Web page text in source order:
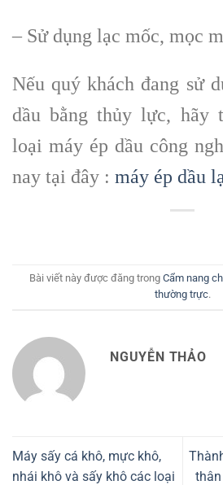
– Sử dụng lạc mốc, mọc
Nếu quý khách đang sử
dầu bằng thủy lực, hãy
loại máy ép dầu công
nay tại đây : máy ép dầu
Bài viết này được đăng trong Cẩm nang
thường trực.
NGUYỄN THẢO
Máy sấy cá khô, mực khô,
nhái khô và sấy khô các loại